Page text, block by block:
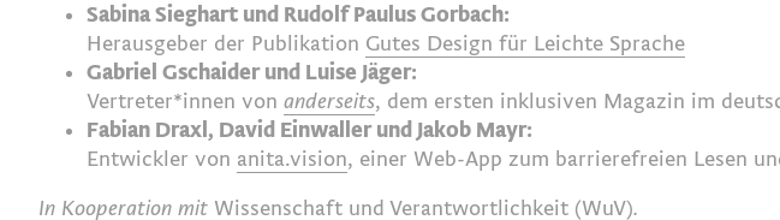
Sabina Sieghart und Rudolf Paulus Gorbach:
Herausgeber der Publikation Gutes Design für Leichte Sprache
Gabriel Gschaider und Luise Jäger:
Vertreter*innen von anderseits, dem ersten inklusiven Magazin im
Fabian Draxl, David Einwaller und Jakob Mayr:
Entwickler von anita.vision, einer Web-App zum barrierefreien Lesen
In Kooperation mit Wissenschaft und Verantwortlichkeit (WuV).